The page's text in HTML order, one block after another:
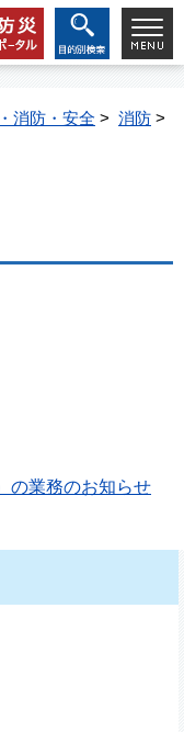
消防・安全 > 消防 >
の業務のお知らせ